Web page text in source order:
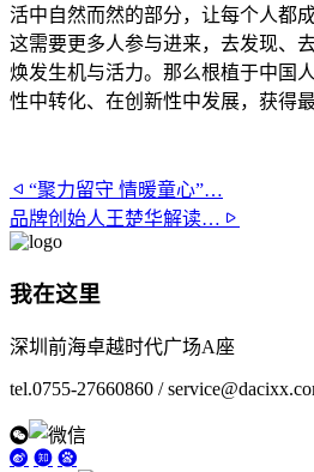
活中自然而然的部分，让每个人都
这需要更多人参与进来，去发现、
焕发生机与活力。那么根植于中国
性中转化、在创新性中发展，获得
“聚力留守 情暖童心”…
品牌创始人王楚华解读…
我在这里
深圳前海卓越时代广场A座
tel.0755-27660860 /